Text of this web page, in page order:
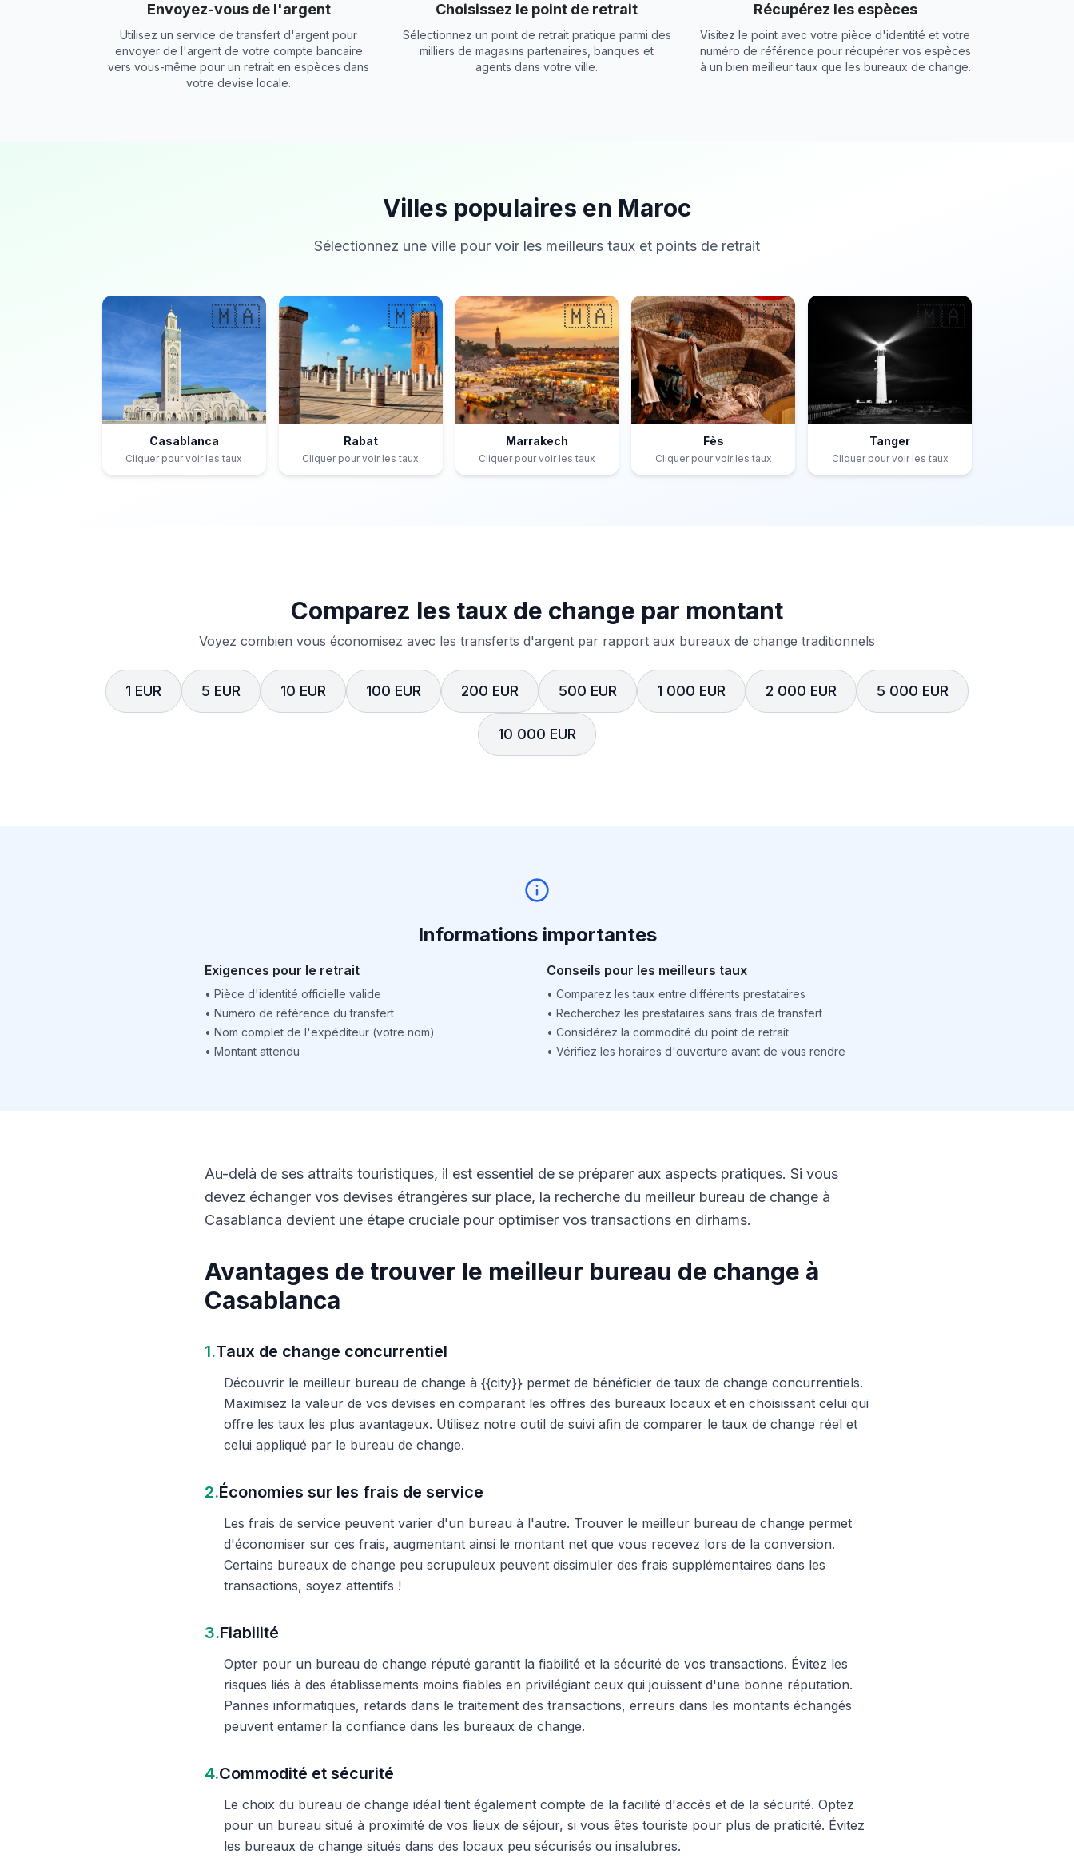
Envoyez-vous de l'argent
Utilisez un service de transfert d'argent pour
envoyer de l'argent de votre compte bancaire
vers vous-même pour un retrait en espèces dans
votre devise locale.
Choisissez le point de retrait
Sélectionnez un point de retrait pratique parmi des
milliers de magasins partenaires, banques et
agents dans votre ville.
Récupérez les espèces
Visitez le point avec votre pièce d'identité et votre
numéro de référence pour récupérer vos espèces
à un bien meilleur taux que les bureaux de change.
Villes populaires en Maroc
Sélectionnez une ville pour voir les meilleurs taux et points de retrait
🇲🇦
Casablanca
Cliquer pour voir les taux
🇲🇦
Rabat
Cliquer pour voir les taux
🇲🇦
Marrakech
Cliquer pour voir les taux
🇲🇦
Fès
Cliquer pour voir les taux
🇲🇦
Tanger
Cliquer pour voir les taux
Comparez les taux de change par montant
Voyez combien vous économisez avec les transferts d'argent par rapport aux bureaux de change traditionnels
1 EUR 5 EUR 10 EUR 100 EUR 200 EUR 500 EUR 1 000 EUR 2 000 EUR 5 000 EUR
10 000 EUR
Informations importantes
Exigences pour le retrait
• Pièce d'identité officielle valide
• Numéro de référence du transfert
• Nom complet de l'expéditeur (votre nom)
• Montant attendu
Conseils pour les meilleurs taux
• Comparez les taux entre différents prestataires
• Recherchez les prestataires sans frais de transfert
• Considérez la commodité du point de retrait
• Vérifiez les horaires d'ouverture avant de vous rendre
Au-delà de ses attraits touristiques, il est essentiel de se préparer aux aspects pratiques. Si vous
devez échanger vos devises étrangères sur place, la recherche du meilleur bureau de change à
Casablanca devient une étape cruciale pour optimiser vos transactions en dirhams.
Avantages de trouver le meilleur bureau de change à
Casablanca
1.Taux de change concurrentiel
Découvrir le meilleur bureau de change à {{city}} permet de bénéficier de taux de change concurrentiels.
Maximisez la valeur de vos devises en comparant les offres des bureaux locaux et en choisissant celui qui
offre les taux les plus avantageux. Utilisez notre outil de suivi afin de comparer le taux de change réel et
celui appliqué par le bureau de change.
2.Économies sur les frais de service
Les frais de service peuvent varier d'un bureau à l'autre. Trouver le meilleur bureau de change permet
d'économiser sur ces frais, augmentant ainsi le montant net que vous recevez lors de la conversion.
Certains bureaux de change peu scrupuleux peuvent dissimuler des frais supplémentaires dans les
transactions, soyez attentifs !
3.Fiabilité
Opter pour un bureau de change réputé garantit la fiabilité et la sécurité de vos transactions. Évitez les
risques liés à des établissements moins fiables en privilégiant ceux qui jouissent d'une bonne réputation.
Pannes informatiques, retards dans le traitement des transactions, erreurs dans les montants échangés
peuvent entamer la confiance dans les bureaux de change.
4.Commodité et sécurité
Le choix du bureau de change idéal tient également compte de la facilité d'accès et de la sécurité. Optez
pour un bureau situé à proximité de vos lieux de séjour, si vous êtes touriste pour plus de praticité. Évitez
les bureaux de change situés dans des locaux peu sécurisés ou insalubres.